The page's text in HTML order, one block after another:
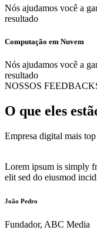
Nós ajudamos você a
resultado
Computação em Nuvem
Nós ajudamos você a
resultado
NOSSOS
O que eles
Empresa digital mais
Lorem ipsum is simply
elit sed do eiusmod
João Pedro
Fundador, ABC Media